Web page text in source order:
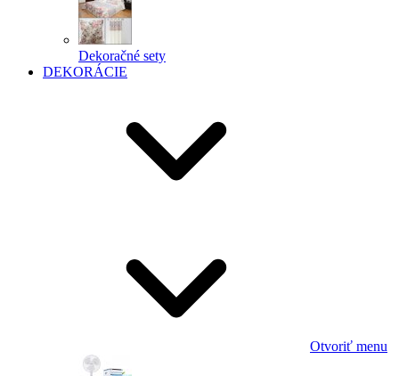
Dekoračné sety
DEKORÁCIE
Otvoriť menu